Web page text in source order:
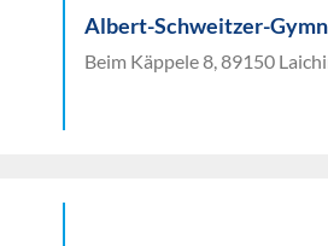
Albert-Schweitzer-
Beim Käppele 8, 89150